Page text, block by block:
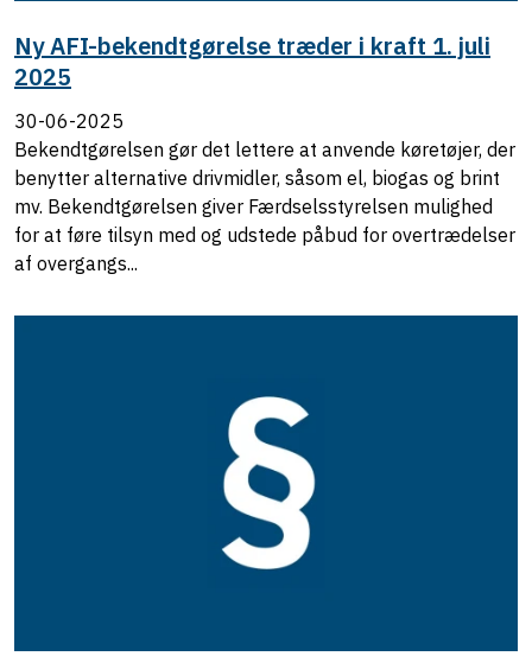
Ny AFI-bekendtgørelse træder i kraft 1. juli
2025
30-06-2025
Bekendtgørelsen gør det lettere at anvende køretøjer, der
benytter alternative drivmidler, såsom el, biogas og brint
mv. Bekendtgørelsen giver Færdselsstyrelsen mulighed
for at føre tilsyn med og udstede påbud for overtrædelser
af overgangs...